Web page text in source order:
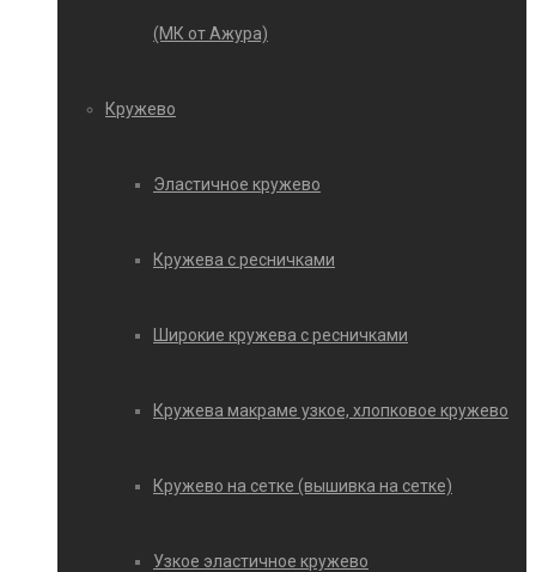
(МК от Ажура)
Кружево
Эластичное кружево
Кружева с ресничками
Широкие кружева с ресничками
Кружева макраме узкое, хлопковое кружево
Кружево на сетке (вышивка на сетке)
Узкое эластичное кружево